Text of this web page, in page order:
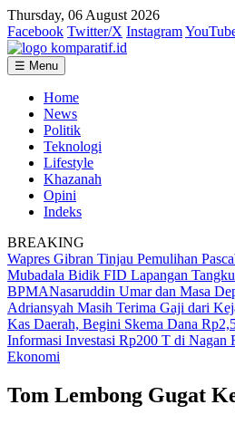
Thursday, 06 August 2026
Facebook Twitter/X Instagram
☰ Menu
Home
News
Politik
Teknologi
Lifestyle
Khazanah
Opini
Indeks
BREAKING
Wapres Gibran Tinjau Pemulihan
Mubadala Bidik FID Lapangan
BPMANasaruddin Umar dan Masa
Adriansyah Masih Terima Gaji dari
Kas Daerah, Begini Skema Dana
Informasi Investasi Rp200 T di Nagan
Ekonomi
Tom Lembong Gugat